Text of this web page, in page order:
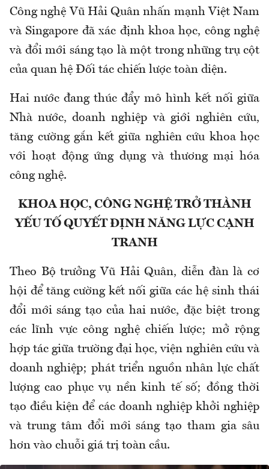
Công nghệ Vũ Hải Quân nhấn mạnh Việt Nam
và Singapore đã xác định khoa học, công nghệ
và đổi mới sáng tạo là một trong những trụ cột
của quan hệ Đối tác chiến lược toàn diện.
Hai nước đang thúc đẩy mô hình kết nối giữa
Nhà nước, doanh nghiệp và giới nghiên cứu,
tăng cường gắn kết giữa nghiên cứu khoa học
với hoạt động ứng dụng và thương mại hóa
công nghệ.
KHOA HỌC, CÔNG NGHỆ TRỞ THÀNH
YẾU TỐ QUYẾT ĐỊNH NĂNG LỰC CẠNH
TRANH
Theo Bộ trưởng Vũ Hải Quân, diễn đàn là cơ
hội để tăng cường kết nối giữa các hệ sinh thái
đổi mới sáng tạo của hai nước, đặc biệt trong
các lĩnh vực công nghệ chiến lược; mở rộng
hợp tác giữa trường đại học, viện nghiên cứu và
doanh nghiệp; phát triển nguồn nhân lực chất
lượng cao phục vụ nền kinh tế số; đồng thời
tạo điều kiện để các doanh nghiệp khởi nghiệp
và trung tâm đổi mới sáng tạo tham gia sâu
hơn vào chuỗi giá trị toàn cầu.